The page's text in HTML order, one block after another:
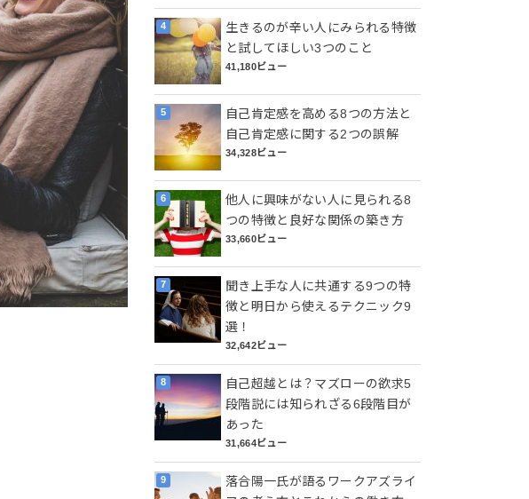
生きるのが辛い人にみられる特徴
と試してほしい3つのこと
41,180ビュー
自己肯定感を高める8つの方法と
自己肯定感に関する2つの誤解
34,328ビュー
他人に興味がない人に見られる8
つの特徴と良好な関係の築き方
33,660ビュー
聞き上手な人に共通する9つの特
徴と明日から使えるテクニック9
選！
32,642ビュー
自己超越とは？マズローの欲求5
段階説には知られざる6段階目が
あった
31,664ビュー
落合陽一氏が語るワークアズライ